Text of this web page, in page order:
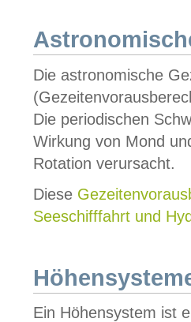
Die astronomische
Die periodischen
Wirkung von Mond
Rotation verursacht.
Diese
Seeschifffahrt und
Ein Höhensystem ist